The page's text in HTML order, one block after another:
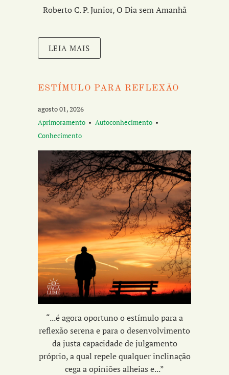
Roberto C. P. Junior, O Dia sem Amanhã
LEIA MAIS
ESTÍMULO PARA REFLEXÃO
agosto 01, 2026
Aprimoramento
Autoconhecimento
Conhecimento
“...é agora oportuno o estímulo para a
reflexão serena e para o desenvolvimento
dajusta capacidade de julgamento
próprio,a qual repele qualquer inclinação
cega a opiniões alheias e...”